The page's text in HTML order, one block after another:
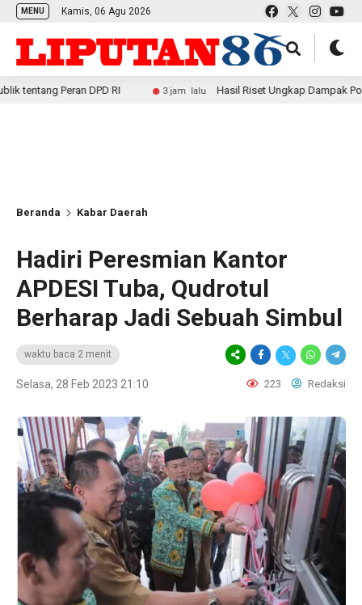
MENU Kamis, 06 Agu 2026
Peran DPD RI 3 jam lalu Hasil Riset Ungkap Dampak Positif MBG
Beranda Kabar Daerah
Hadiri Peresmian Kantor
APDESI Tuba, Qudrotul
Berharap Jadi Sebuah Simbul
waktu baca 2 menit
Selasa, 28 Feb 2023 21:10 223 Redaksi